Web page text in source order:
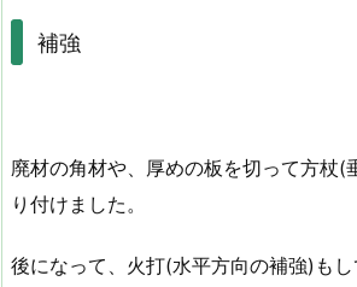
ら
ま
ぐ
い。
し
補強
廃材の角材や、厚めの板を切って方杖(
り付けました。
後になって、火打(水平方向の補強)もし